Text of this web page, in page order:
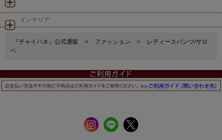
インテリア
『チャイハネ』公式通販 > ファッション >
レディースパンツ/サロ
ペ